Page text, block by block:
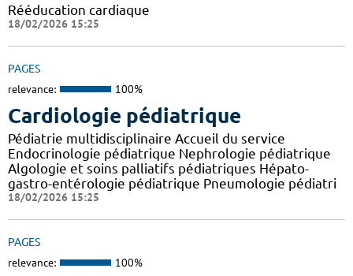
Rééducation cardiaque
18/02/2026 15:25
PAGES
relevance: 100%
Cardiologie pédiatrique
Pédiatrie multidisciplinaire Accueil du service
Endocrinologie pédiatrique Nephrologie pédiatrique
Algologie et soins palliatifs pédiatriques Hépato-
gastro-entérologie pédiatrique Pneumologie pédiatri
18/02/2026 15:25
PAGES
relevance: 100%